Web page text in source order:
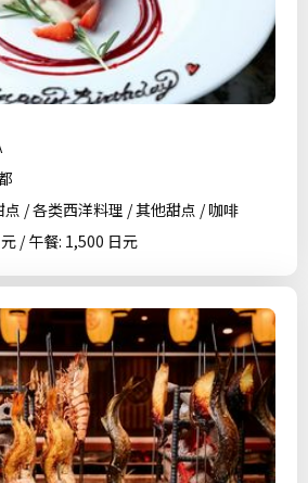
/ 各类西洋料理 / 其他甜点 / 咖啡
/ 午餐: 1,500 日元